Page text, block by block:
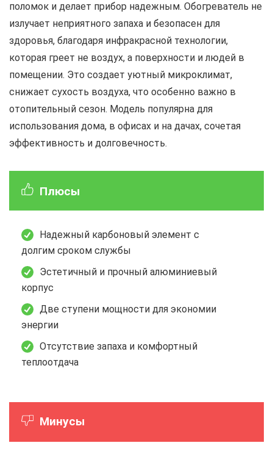
поломок и делает прибор надежным. Обогреватель не
излучает неприятного запаха и безопасен для
здоровья, благодаря инфракрасной технологии,
которая греет не воздух, а поверхности и людей в
помещении. Это создает уютный микроклимат,
снижает сухость воздуха, что особенно важно в
отопительный сезон. Модель популярна для
использования дома, в офисах и на дачах, сочетая
эффективность и долговечность.
Плюсы
Надежный карбоновый элемент с
долгим сроком службы
Эстетичный и прочный алюминиевый
корпус
Две ступени мощности для экономии
энергии
Отсутствие запаха и комфортный
теплоотдача
Минусы